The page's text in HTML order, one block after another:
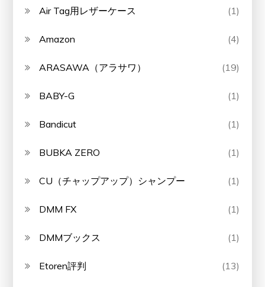
Air Tag用レザーケース (1)
Amazon (4)
ARASAWA（アラサワ） (19)
BABY-G (1)
Bandicut (1)
BUBKA ZERO (1)
CU（チャップアップ）シャンプー (1)
DMM FX (1)
DMMブックス (1)
Etoren評判 (13)